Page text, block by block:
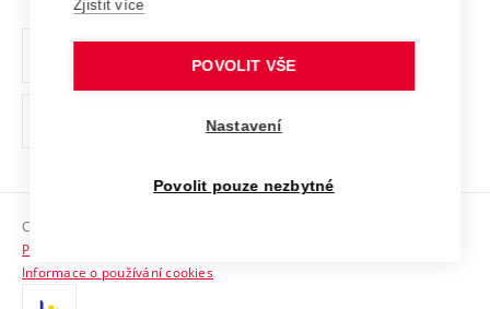
Ochrana osobních údajů
odkaz)
Sociální bezpečí
HR Award
Copyright © 2026 VUT
Prohlášení o přístupnosti
Informace o používání cookies
Zjistit více
POVOLIT VŠE
Nastavení
Povolit pouze nezbytné